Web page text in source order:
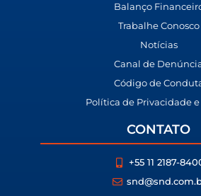
Balanço
Trabalhe Conosco
Notícias
Canal de
Código de
Política de Privacidade
CONTATO
+55 11 2187-